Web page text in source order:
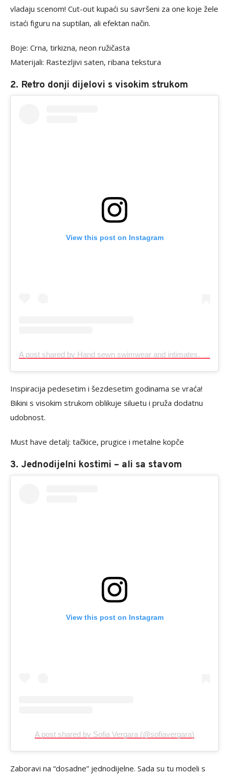
vladaju scenom! Cut-out kupaći su savršeni za one koje žele
istaći figuru na suptilan, ali efektan način.
Boje: Crna, tirkizna, neon ružičasta
Materijali: Rastezljivi saten, ribana tekstura
2. Retro donji dijelovi s visokim strukom
View this post on Instagram
Inspiracija pedesetim i šezdesetim godinama se vraća!
Bikini s visokim strukom oblikuje siluetu i pruža dodatnu
udobnost.
Must have detalj: tačkice, prugice i metalne kopče
3. Jednodijelni kostimi – ali sa stavom
View this post on Instagram
A post shared by Sofia Vergara (@sofiavergara)
Zaboravi na “dosadne” jednodijelne. Sada su tu modeli s